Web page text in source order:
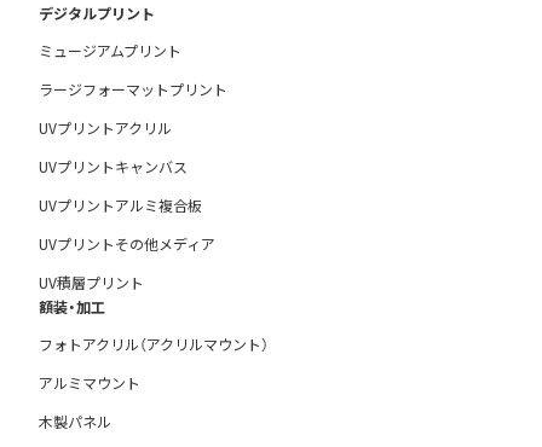
デジタルプリント
ミュージアムプリント
ラージフォーマットプリント
UVプリントアクリル
UVプリントキャンバス
UVプリントアルミ複合板
UVプリントその他メディア
UV積層プリント
額装・加工
フォトアクリル（アクリルマウント）
アルミマウント
木製パネル